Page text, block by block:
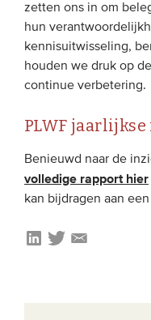
zetten ons in om
hun
kennisuitwisseling,
houden we druk op
continue verbetering.
PLWF
Benieuwd naar de
volledige rapport hier
kan bijdragen aan